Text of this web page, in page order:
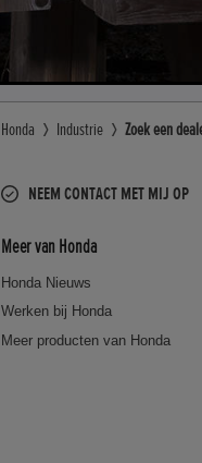
Honda Industrie Zoek een
NEEM CONTACT MET MIJ OP
Meer van Honda
Honda Nieuws
Werken bij Honda
Meer producten van Honda